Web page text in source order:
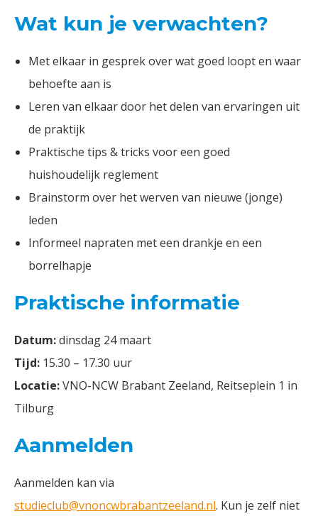
Wat kun je verwachten?
Met elkaar in gesprek over wat goed loopt en waar
behoefte aan is
Leren van elkaar door het delen van ervaringen uit
de praktijk
Praktische tips & tricks voor een goed
huishoudelijk reglement
Brainstorm over het werven van nieuwe (jonge)
leden
Informeel napraten met een drankje en een
borrelhapje
Praktische informatie
Datum:dinsdag 24 maart
Tijd: 15.30 – 17.30 uur
Locatie:VNO-NCW Brabant Zeeland, Reitseplein 1 in
Tilburg
Aanmelden
Aanmelden kan via
studieclub@vnoncwbrabantzeeland.nl. Kun je zelf niet